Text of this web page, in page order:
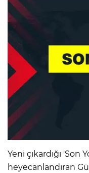
Yeni çıkardığı 'Son
heyecanlandıran